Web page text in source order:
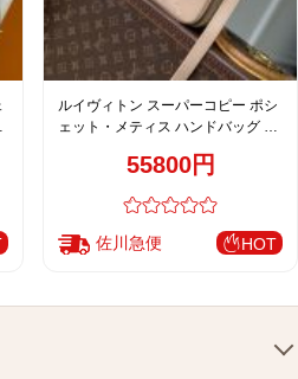
ルイヴィトン スーパーコピー ポシ
ェット・メティス ハンドバッグ ベ
55800円
佐川急便 HOT